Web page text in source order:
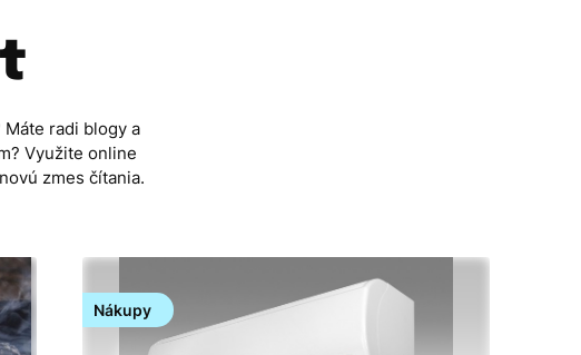
radi blogy a
Využite online
zmes čítania.
Nákupy